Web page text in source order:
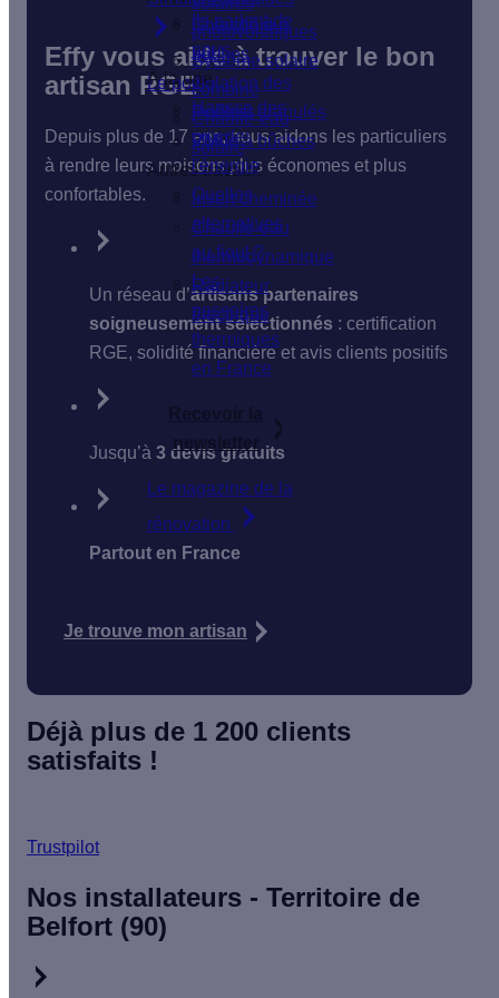
Isolation du
sol
Isolation des
fenêtres
VMC
Chaudière à
bûches
Le poêle
Poêle à granulés
Poêle à bûches
Autres travaux
Insert cheminée
Chauffe-eau
thermodynamique
Radiateur
électrique
photovoltaïques
Système solaire
combiné
Chauffe-eau
solaire
Ils parlent de
nous
À la une
Hausse des
prix de
l'énergie
Quelles
alternatives
au fioul ?
Les
passoires
thermiques
en France
newsletter
Le magazine de la
rénovation
Effy vous aide à trouver le bon
artisan RGE
Depuis plus de 17 ans, nous aidons les particuliers
à rendre leurs maisons plus économes et plus
confortables.
Un réseau d’artisans partenaires
soigneusement sélectionnés : certification
RGE, solidité financière et avis clients positifs
Jusqu’à 3 devis gratuits
Partout en France
Je trouve mon artisan
Déjà plus de 1 200 clients
satisfaits !
Trustpilot
Nos installateurs - Territoire de
Belfort (90)